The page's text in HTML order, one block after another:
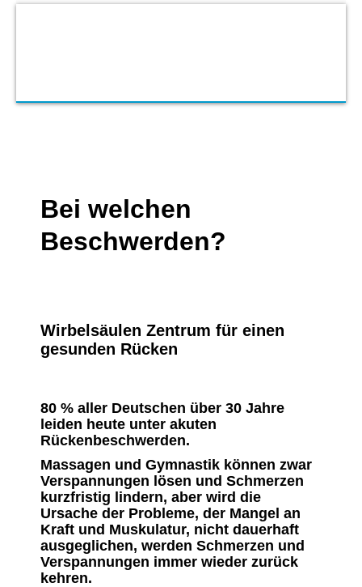
Bei welchen
Beschwerden?
Wirbelsäulen Zentrum für einen
gesunden Rücken
80 % aller Deutschen über 30 Jahre
leiden heute unter akuten
Rückenbeschwerden.
Massagen und Gymnastik können zwar
Verspannungen lösen und Schmerzen
kurzfristig lindern, aber wird die
Ursache der Probleme, der Mangel an
Kraft und Muskulatur, nicht dauerhaft
ausgeglichen, werden Schmerzen und
Verspannungen immer wieder zurück
kehren.